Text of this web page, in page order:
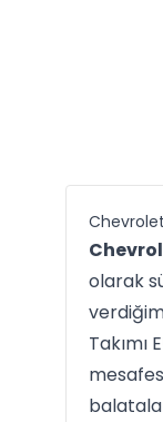
Chevrolet
olarak
Takımı